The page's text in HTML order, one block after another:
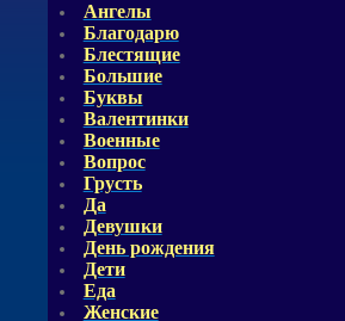
Ангелы
Благодарю
Блестящие
Большие
Буквы
Валентинки
Военные
Вопрос
Грусть
Да
Девушки
День рождения
Дети
Еда
Женские